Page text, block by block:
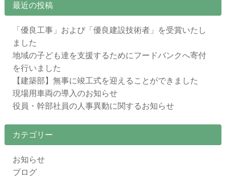
最近の投稿
「優良工事」および「優良建設技術者」を受賞いたし
ました
地域の子ども達を支援するためにフードバンクへ寄付
を行いました
【建築部】無事に竣工式を迎えることができました
現場用車両の導入のお知らせ
役員・幹部社員の人事異動に関するお知らせ
カテゴリー
お知らせ
ブログ